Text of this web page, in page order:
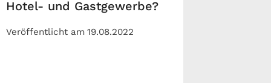
Hotel- und Gastgewerbe?
Veröffentlicht am 19.08.2022